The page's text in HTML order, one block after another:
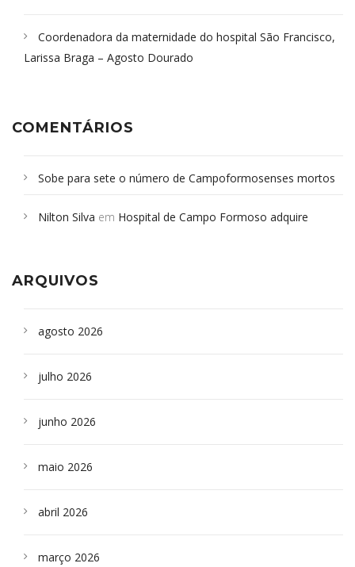
Coordenadora da maternidade do hospital São Francisco,
Larissa Braga – Agosto Dourado
COMENTÁRIOS
Sobe para sete o número de Campoformosenses mortos
Campoformosenses que morreram em desabamentos são
Nilton Silva em Hospital de Campo Formoso adquire
ARQUIVOS
agosto 2026
julho 2026
junho 2026
maio 2026
abril 2026
março 2026